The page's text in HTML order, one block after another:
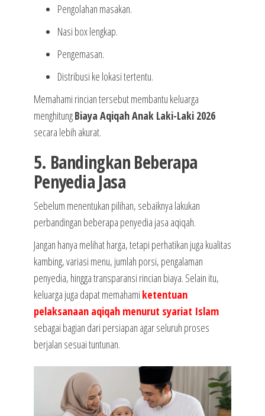
Pengolahan masakan.
Nasi box lengkap.
Pengemasan.
Distribusi ke lokasi tertentu.
Memahami rincian tersebut membantu keluarga
menghitungBiaya Aqiqah Anak Laki-Laki 2026
secara lebih akurat.
5. Bandingkan Beberapa
Penyedia Jasa
Sebelum menentukan pilihan, sebaiknya lakukan
perbandingan beberapa penyedia jasa aqiqah.
Jangan hanya melihat harga, tetapi perhatikan juga kualitas
kambing, variasi menu, jumlah porsi, pengalaman
penyedia, hingga transparansi rincian biaya. Selain itu,
keluarga juga dapat memahami ketentuan
pelaksanaan aqiqah menurut syariat Islam
sebagai bagian dari persiapan agar seluruh proses
berjalan sesuai tuntunan.